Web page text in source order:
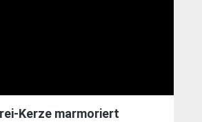
Kerze marmoriert